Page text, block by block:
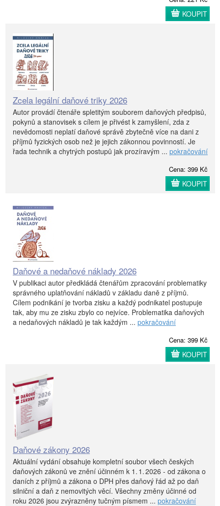
KOUPIT
Zcela legální daňové triky 2026
Autor provádí čtenáře spletitým souborem daňových předpisů,
pokynů a stanovisek s cílem je přivést k zamyšlení, zda z
nevědomosti neplatí daňové správě zbytečně více na dani z
příjmů fyzických osob než je jejich zákonnou povinností. Je
řada technik a chytrých postupů jak prozíravým ... pokračování
Cena: 399 Kč
KOUPIT
Daňové a nedaňové náklady 2026
V publikaci autor předkládá čtenářům zpracování problematiky
správného uplatňování nákladů v základu daně z příjmů.
Cílem podnikání je tvorba zisku a každý podnikatel postupuje
tak, aby mu ze zisku zbylo co nejvíce. Problematika daňových
a nedaňových nákladů je tak každým ... pokračování
Cena: 399 Kč
KOUPIT
Daňové zákony 2026
Aktuální vydání obsahuje kompletní soubor všech českých
daňových zákonů ve znění účinném k 1. 1. 2026 - od zákona o
daních z příjmů a zákona o DPH přes daňový řád až po daň
silniční a daň z nemovitých věcí. Všechny změny účinné od
roku 2026 jsou zvýrazněny tučným písmem ... pokračování